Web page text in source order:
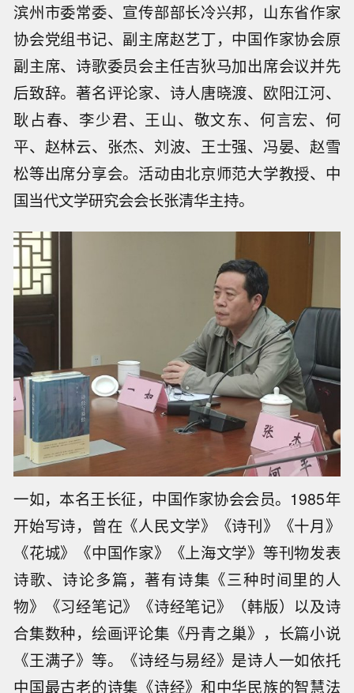
滨州市委常委、宣传部部长冷兴邦，山东省作家
协会党组书记、副主席赵艺丁，中国作家协会原
副主席、诗歌委员会主任吉狄马加出席会议并先
后致辞。著名评论家、诗人唐晓渡、欧阳江河、
耿占春、李少君、王山、敬文东、何言宏、何
平、赵林云、张杰、刘波、王士强、冯晏、赵雪
松等出席分享会。活动由北京师范大学教授、中
国当代文学研究会会长张清华主持。
一如，本名王长征，中国作家协会会员。1985年
开始写诗，曾在《人民文学》《诗刊》《十月》
《花城》《中国作家》《上海文学》等刊物发表
诗歌、诗论多篇，著有诗集《三种时间里的人
物》《习经笔记》《诗经笔记》（韩版）以及诗
合集数种，绘画评论集《丹青之巢》，长篇小说
《王满子》等。《诗经与易经》是诗人一如依托
中国最古老的诗集《诗经》和中华民族的智慧法